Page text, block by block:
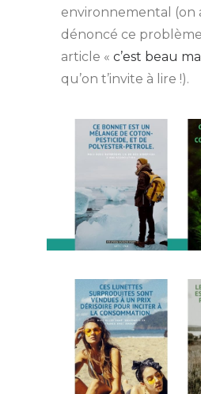
environnemental (on
dénoncé ce
article « c’est beau
qu’on t’invite à lire !).